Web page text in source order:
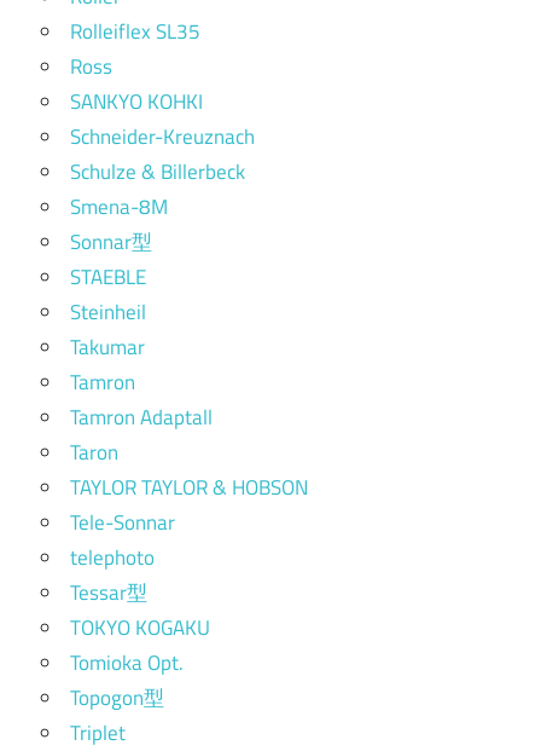
Rolleiflex SL35
Ross
SANKYO KOHKI
Schneider-Kreuznach
Schulze & Billerbeck
Smena-8M
Sonnar型
STAEBLE
Steinheil
Takumar
Tamron
Tamron Adaptall
Taron
TAYLOR TAYLOR & HOBSON
Tele-Sonnar
telephoto
Tessar型
TOKYO KOGAKU
Tomioka Opt.
Topogon型
Triplet